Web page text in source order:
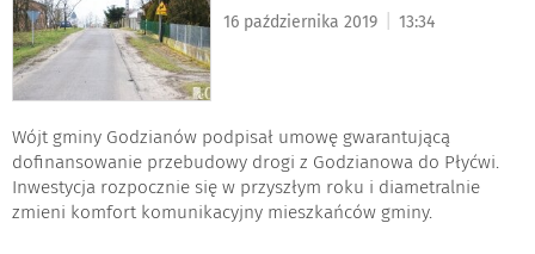
16 października 2019 13:34
Wójt gminy Godzianów podpisał umowę gwarantującą
dofinansowanie przebudowy drogi z Godzianowa do Płyćwi.
Inwestycja rozpocznie się w przyszłym roku i diametralnie
zmieni komfort komunikacyjny mieszkańców gminy.